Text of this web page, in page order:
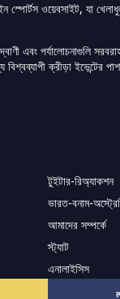
ওয়েবসাইট, যা
এবং পর্যালোচনাগুলি
ক্রীড়া ইভেন্টের
টুইটার-রিঅ্যাকশন
ভারত-বনাম-
আমাদের সম্পর্কে
স্ট্যাট
এনালাইসিস